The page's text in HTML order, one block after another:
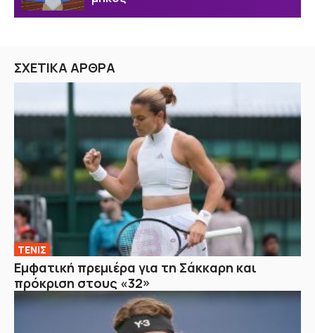
ΣΧΕΤΙΚΑ ΑΡΘΡΑ
ΤΕΝΙΣ
Εμφατική πρεμιέρα για τη Σάκκαρη και
πρόκριση στους «32»